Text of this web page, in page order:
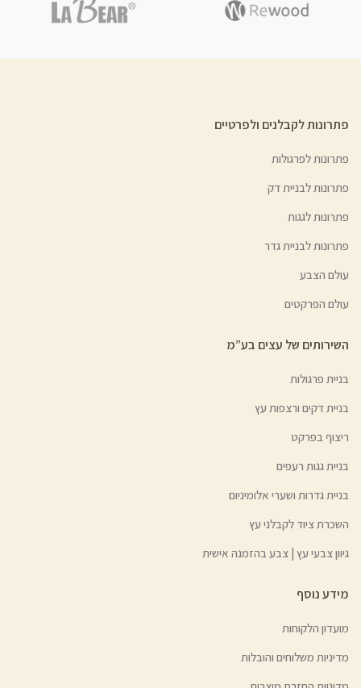
פתרונות לקבלנים ולפרטיים
פתרונות לפרגולות
פתרונות לבניית דק
פתרונות לגגות
פתרונות לבניית גדר
עולם הצבע
עולם הפרקטים
השירותים של עצים בע”מ
בניית פרגולות
בניית דקים ורצפות עץ
ריצוף בפרקט
בניית גגות רעפים
בניית גדרות ושערי אלומיניום
השכרת ציוד לקבלני עץ
גיוון צבעי עץ | צבע בהזמנה אישית
מידע נוסף
מועדון הלקוחות
מדיניות משלוחים והובלות